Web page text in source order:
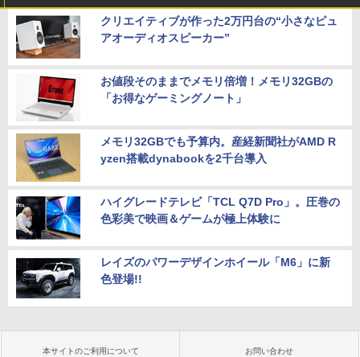
クリエイティブが作った2万円台の“小さなピュ
アオーディオスピーカー”
お値段そのままでメモリ倍増！メモリ32GBの
「お得なゲーミングノート」
メモリ32GBでも予算内。産経新聞社がAMD R
yzen搭載dynabookを2千台導入
ハイグレードテレビ「TCL Q7D Pro」。圧巻の
色彩美で映画＆ゲームが極上体験に
レイズのパワーデザインホイール「M6」に新
色登場!!
本サイトのご利用について お問い合わせ